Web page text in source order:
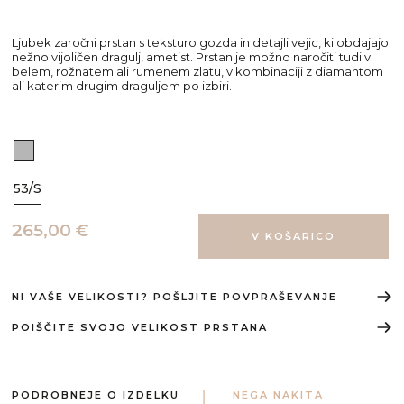
Ljubek zaročni prstan s teksturo gozda in detajli vejic, ki obdajajo
nežno vijoličen dragulj, ametist. Prstan je možno naročiti tudi v
belem, rožnatem ali rumenem zlatu, v kombinaciji z diamantom
ali katerim drugim draguljem po izbiri.
53/S
265,00 €
NI VAŠE VELIKOSTI? POŠLJITE POVPRAŠEVANJE
POIŠČITE SVOJO VELIKOST PRSTANA
PODROBNEJE O IZDELKU NEGA NAKITA